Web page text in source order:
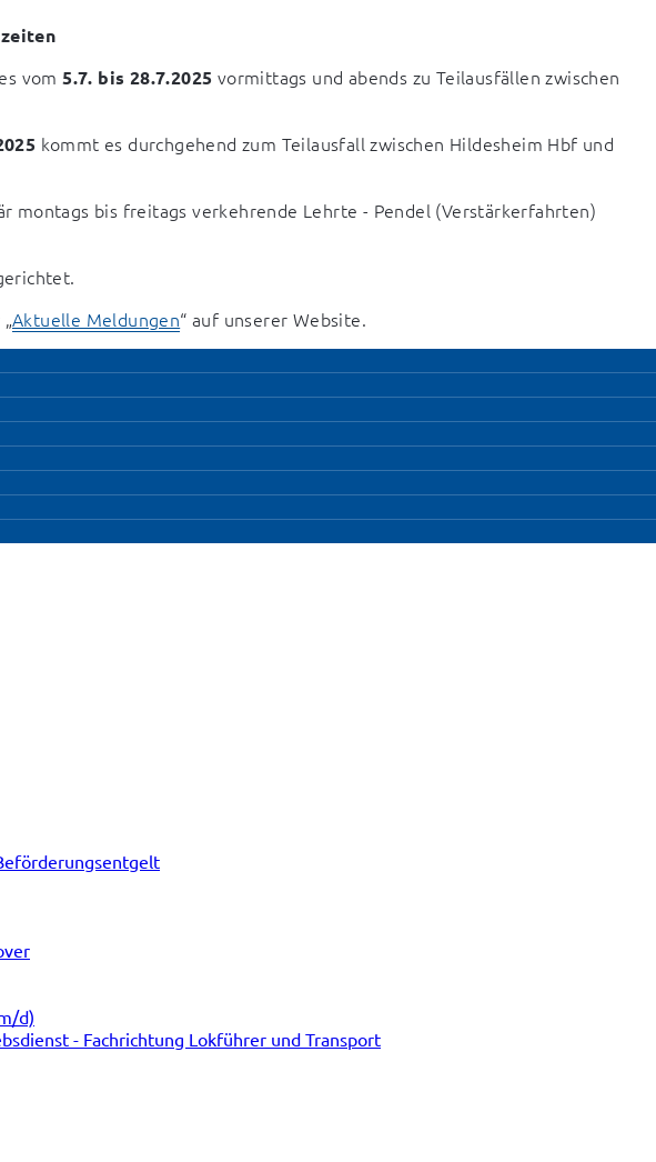
vom 5.7. bis 28.7.2025 vormittags und abends zu Teilausfällen zwischen
kommt es durchgehend zum Teilausfall zwischen Hildesheim Hbf und
montags bis freitags verkehrende Lehrte - Pendel (Verstärkerfahrten)
Aktuelle Meldungen“ auf unserer Website.
d)
- Fachrichtung Lokführer und Transport